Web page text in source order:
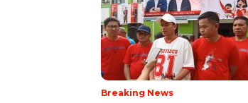
Breaking News